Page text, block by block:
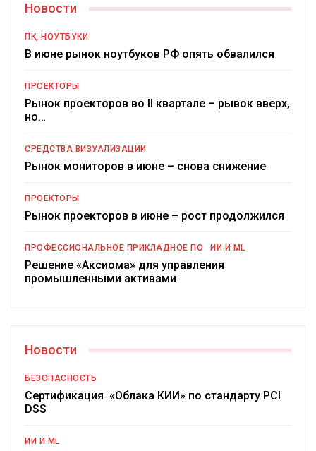
Новости
ПК, НОУТБУКИ
В июне рынок ноутбуков РФ опять обвалился
ПРОЕКТОРЫ
Рынок проекторов во II квартале – рывок вверх,
но…
СРЕДСТВА ВИЗУАЛИЗАЦИИ
Рынок мониторов в июне – снова снижение
ПРОЕКТОРЫ
Рынок проекторов в июне – рост продолжился
ПРОФЕССИОНАЛЬНОЕ ПРИКЛАДНОЕ ПО ИИ И ML
Решение «Аксиома» для управления
промышленными активами
Новости
БЕЗОПАСНОСТЬ
Сертификация «Облака КИИ» по стандарту PCI
DSS
ИИ И ML